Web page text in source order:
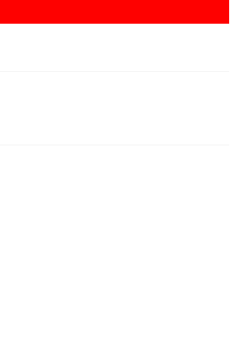
KIŞLA Mah. ELMEDDİN
MENDERES Mah. 31062
Çalışması Sebebi ile İş Sağlığı